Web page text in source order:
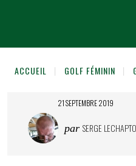
ACCUEIL GOLF FÉMININ
21 SEPTEMBRE 2019
par SERGE